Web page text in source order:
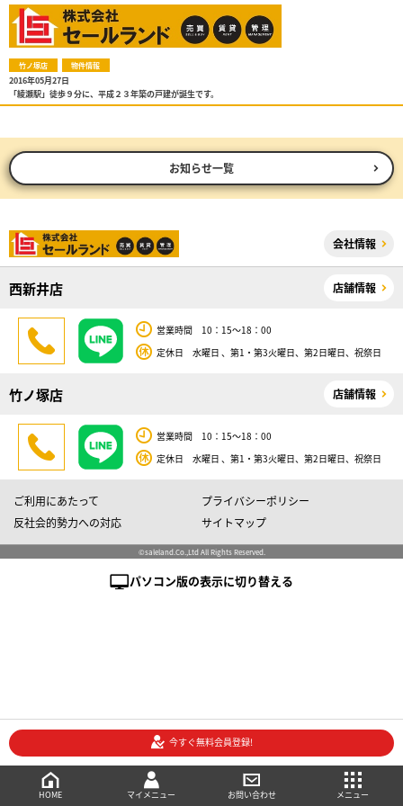
竹ノ塚店 物件情報
2016年05月27日
「綾瀬駅」徒歩９分に、平成２３年築の戸建が誕生です。
お知らせ一覧
会社情報
西新井店 店舗情報
営業時間 10：15～18：00
定休日 水曜日 、第1・第3火曜日、第2日曜日、祝祭日
竹ノ塚店 店舗情報
営業時間 10：15～18：00
定休日 水曜日 、第1・第3火曜日、第2日曜日、祝祭日
ご利用にあたって
プライバシーポリシー
反社会的勢力への対応
サイトマップ
©saleland.Co.,Ltd All Rights Reserved.
パソコン版の表示に切り替える
HOME マイメニュー お問い合わせ メニュー
今すぐ無料会員登録!
メニュー
ご相談・お問い合わせ
マイメニュー
売買会員登録